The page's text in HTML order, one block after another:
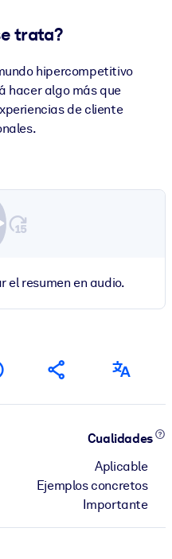
trata?
hipercompetitivo
hacer algo más que
de cliente
el resumen en audio.
Cualidades
Aplicable
Ejemplos concretos
Importante